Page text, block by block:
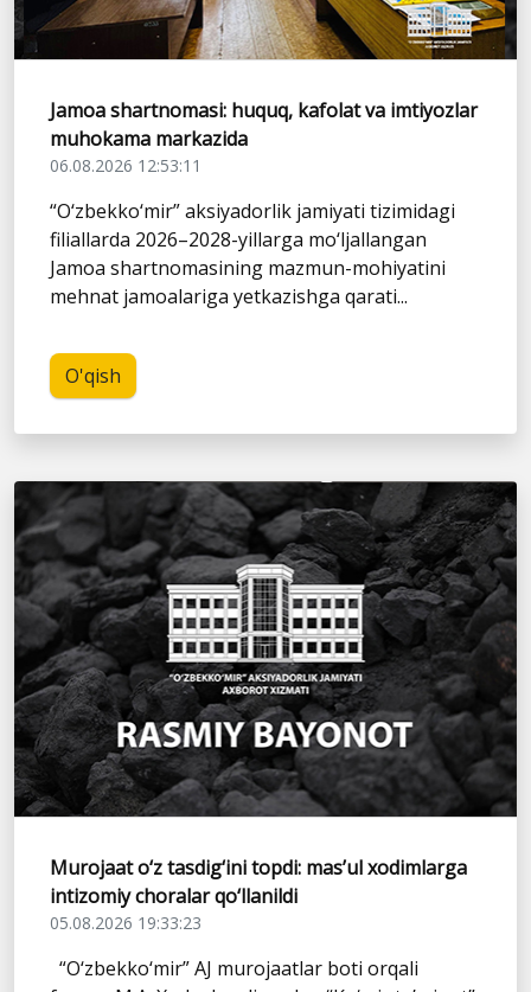
Jamoa shartnomasi: huquq, kafolat va imtiyozlar
muhokama markazida
06.08.2026 12:53:11
“O‘zbekko‘mir” aksiyadorlik jamiyati tizimidagi
filiallarda 2026–2028-yillarga mo‘ljallangan
Jamoa shartnomasining mazmun-mohiyatini
mehnat jamoalariga yetkazishga qarati...
O'qish
Murojaat o‘z tasdig‘ini topdi: mas’ul xodimlarga
intizomiy choralar qo‘llanildi
05.08.2026 19:33:23
“O‘zbekko‘mir” AJ murojaatlar boti orqali